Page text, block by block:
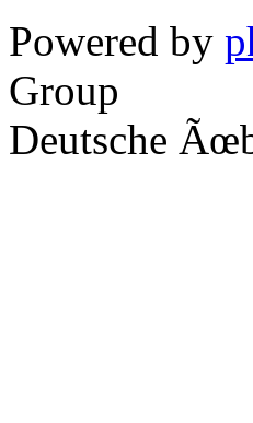
Powered by
Group
Deutsche